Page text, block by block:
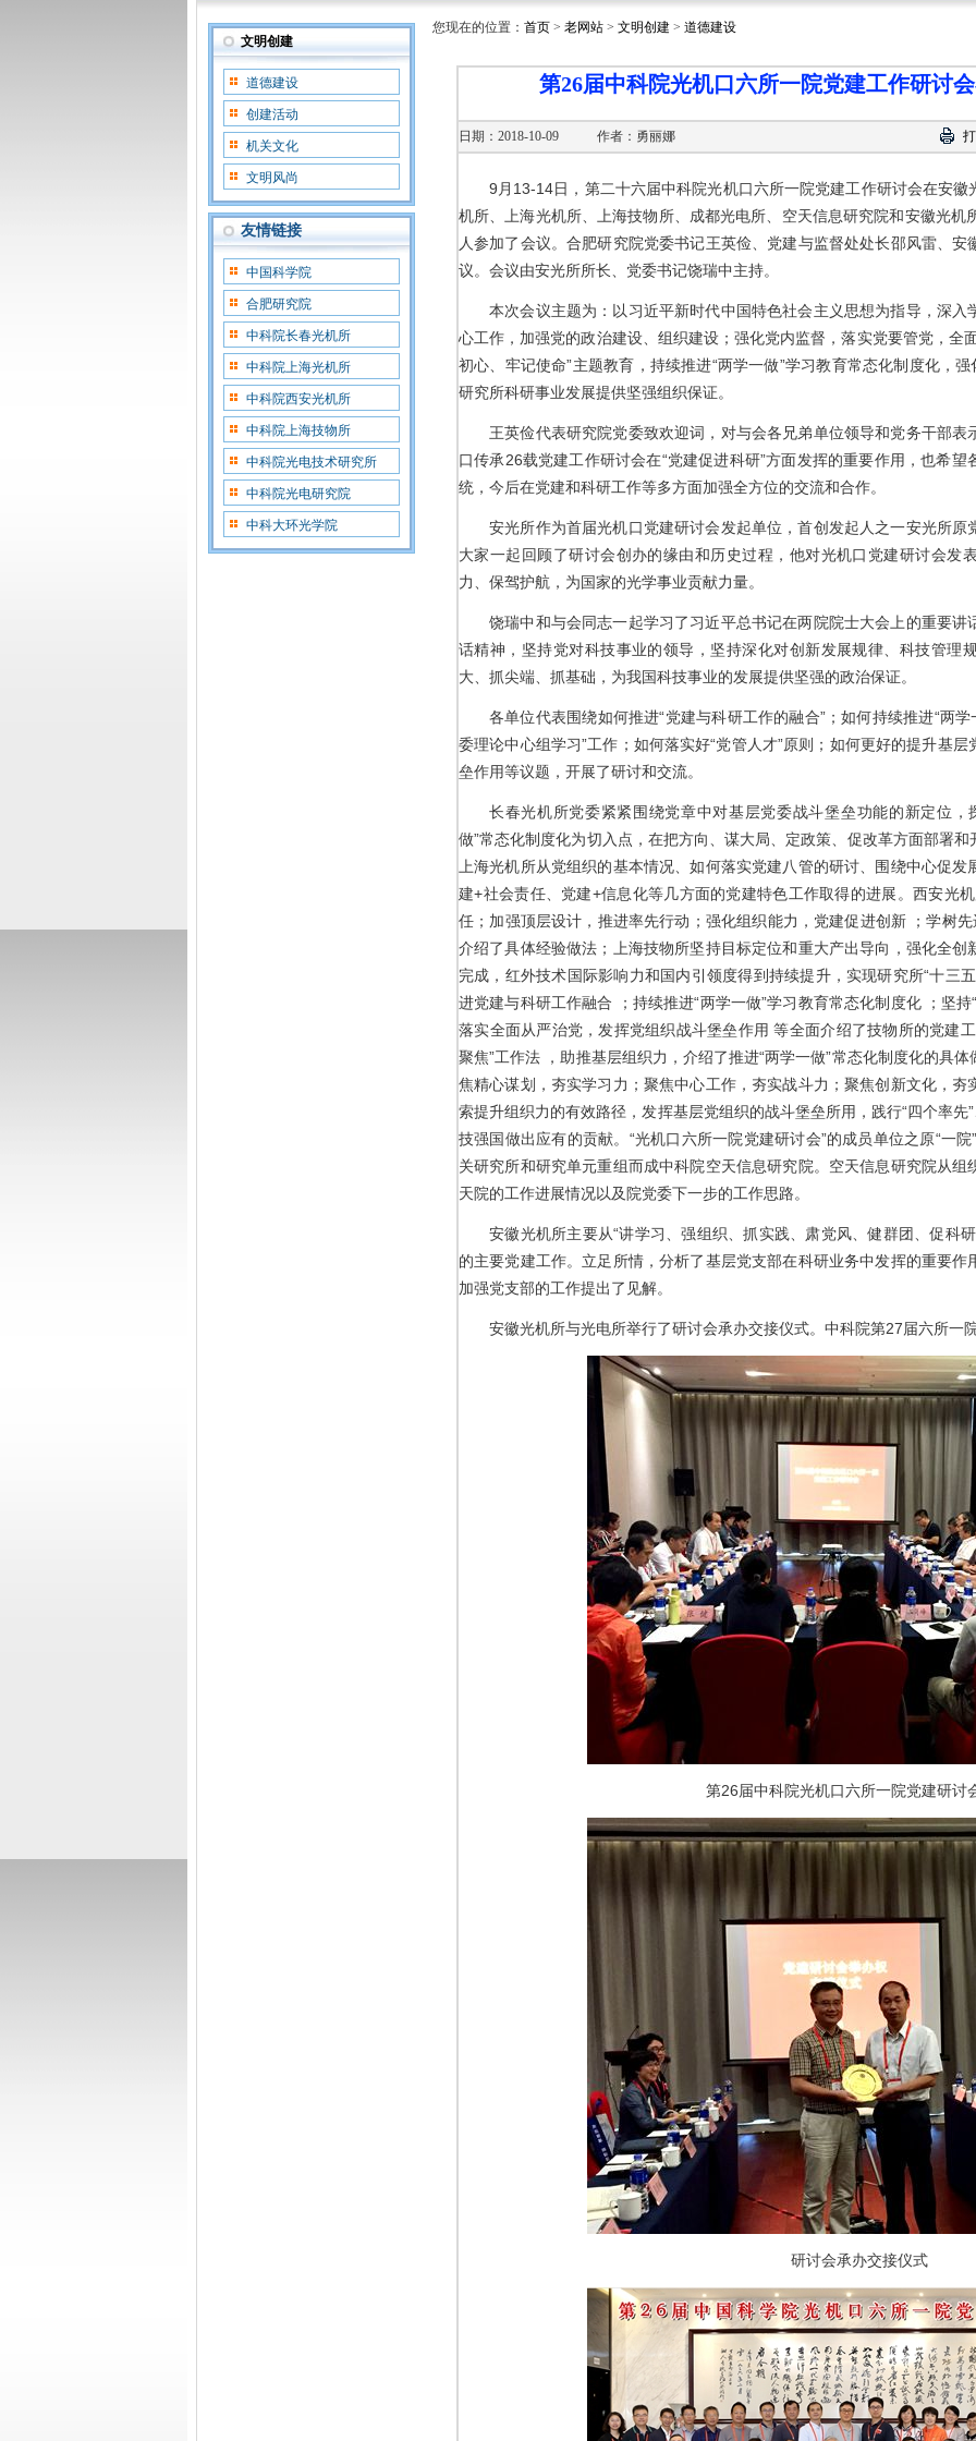
文明创建
道德建设
创建活动
机关文化
文明风尚
友情链接
中国科学院
合肥研究院
中科院长春光机所
中科院上海光机所
中科院西安光机所
中科院上海技物所
中科院光电技术研究所
中科院光电研究院
中科大环光学院
您现在的位置： 首页 > 老网站 > 文明创建 > 道德建设
第26届中科院光机口六所一院党建工作研讨
日期：2018-10-09 作者：勇丽娜
9月13-14日，第二十六届中科院光机口六所一院党建工作研讨会在安
机所、上海光机所、上海技物所、成都光电所、空天信息研究院和安徽光机
人参加了会议。合肥研究院党委书记王英俭、党建与监督处处长邵风雷、
议。会议由安光所所长、党委书记饶瑞中主持。
本次会议主题为：以习近平新时代中国特色社会主义思想为指导，深
心工作，加强党的政治建设、组织建设；强化党内监督，落实党要管党，全
初心、牢记使命”主题教育，持续推进“两学一做”学习教育常态化制度化，
研究所科研事业发展提供坚强组织保证。
王英俭代表研究院党委致欢迎词，对与会各兄弟单位领导和党务干部
口传承26载党建工作研讨会在“党建促进科研”方面发挥的重要作用，也希
统，今后在党建和科研工作等多方面加强全方位的交流和合作。
安光所作为首届光机口党建研讨会发起单位，首创发起人之一安光所
大家一起回顾了研讨会创办的缘由和历史过程，他对光机口党建研讨会发
力、保驾护航，为国家的光学事业贡献力量。
饶瑞中和与会同志一起学习了习近平总书记在两院院士大会上的重要
话精神，坚持党对科技事业的领导，坚持深化对创新发展规律、科技管理
大、抓尖端、抓基础，为我国科技事业的发展提供坚强的政治保证。
各单位代表围绕如何推进“党建与科研工作的融合”；如何持续推进“两
委理论中心组学习”工作；如何落实好“党管人才”原则；如何更好的提升基
垒作用等议题，开展了研讨和交流。
长春光机所党委紧紧围绕党章中对基层党委战斗堡垒功能的新定位，
做”常态化制度化为切入点，在把方向、谋大局、定政策、促改革方面部署
上海光机所从党组织的基本情况、如何落实党建八管的研讨、围绕中心促
建+社会责任、党建+信息化等几方面的党建特色工作取得的进展。西安光
任；加强顶层设计，推进率先行动；强化组织能力，党建促进创新 ；学树
介绍了具体经验做法；上海技物所坚持目标定位和重大产出导向，强化全
完成，红外技术国际影响力和国内引领度得到持续提升，实现研究所“十三
进党建与科研工作融合 ；持续推进“两学一做”学习教育常态化制度化 ；坚
落实全面从严治党，发挥党组织战斗堡垒作用 等全面介绍了技物所的党建
聚焦”工作法 ，助推基层组织力，介绍了推进“两学一做”常态化制度化的具
焦精心谋划，夯实学习力；聚焦中心工作，夯实战斗力；聚焦创新文化，
索提升组织力的有效路径，发挥基层党组织的战斗堡垒所用，践行“四个率先
技强国做出应有的贡献。“光机口六所一院党建研讨会”的成员单位之原“一
关研究所和研究单元重组而成中科院空天信息研究院。空天信息研究院从
天院的工作进展情况以及院党委下一步的工作思路。
安徽光机所主要从“讲学习、强组织、抓实践、肃党风、健群团、促科
的主要党建工作。立足所情，分析了基层党支部在科研业务中发挥的重要
加强党支部的工作提出了见解。
安徽光机所与光电所举行了研讨会承办交接仪式。中科院第27届六所一
第26届中科院光机口六所一院党建研讨
研讨会承办交接仪式